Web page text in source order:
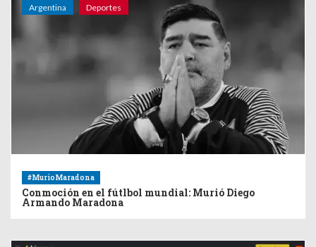
Argentina Deportes
#MurioMaradona
Conmoción en el fútlbol mundial: Murió Diego
Armando Maradona